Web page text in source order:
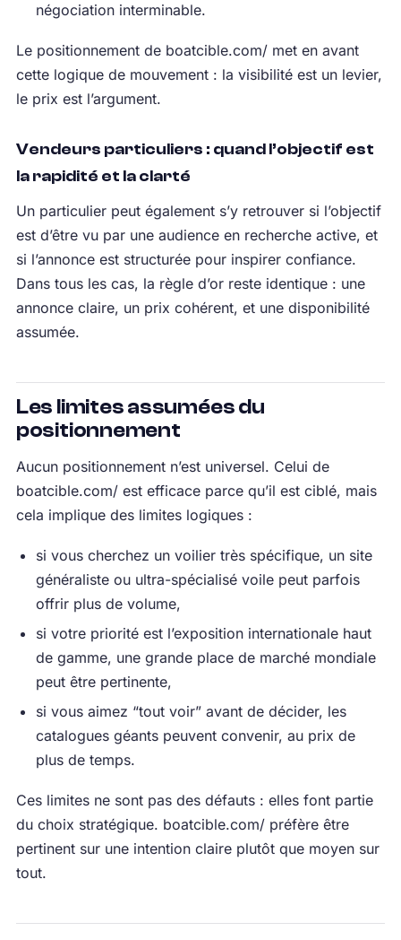
négociation interminable.
Le positionnement de boatcible.com/ met en avant
cette logique de mouvement : la visibilité est un levier,
le prix est l’argument.
Vendeurs particuliers : quand l’objectif est
la rapidité et la clarté
Un particulier peut également s’y retrouver si l’objectif
est d’être vu par une audience en recherche active, et
si l’annonce est structurée pour inspirer confiance.
Dans tous les cas, la règle d’or reste identique : une
annonce claire, un prix cohérent, et une disponibilité
assumée.
Les limites assumées du
positionnement
Aucun positionnement n’est universel. Celui de
boatcible.com/ est efficace parce qu’il est ciblé, mais
cela implique des limites logiques :
si vous cherchez un voilier très spécifique, un site
généraliste ou ultra-spécialisé voile peut parfois
offrir plus de volume,
si votre priorité est l’exposition internationale haut
de gamme, une grande place de marché mondiale
peut être pertinente,
si vous aimez “tout voir” avant de décider, les
catalogues géants peuvent convenir, au prix de
plus de temps.
Ces limites ne sont pas des défauts : elles font partie
du choix stratégique. boatcible.com/ préfère être
pertinent sur une intention claire plutôt que moyen sur
tout.